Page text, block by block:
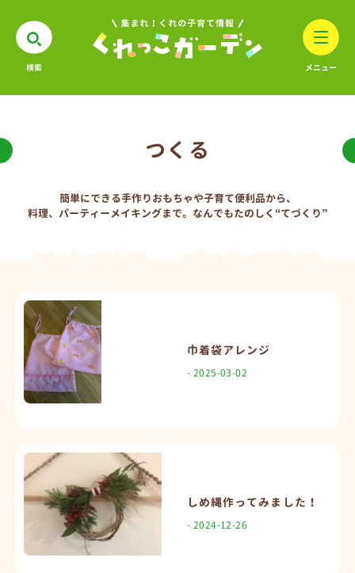
検索 メニュー
つくる
簡単にできる手作りおもちゃや子育て便利品から、
料理、パーティーメイキングまで。なんでもたのしく“てづくり”
巾着袋アレンジ
- 2025-03-02
しめ縄作ってみました！
- 2024-12-26